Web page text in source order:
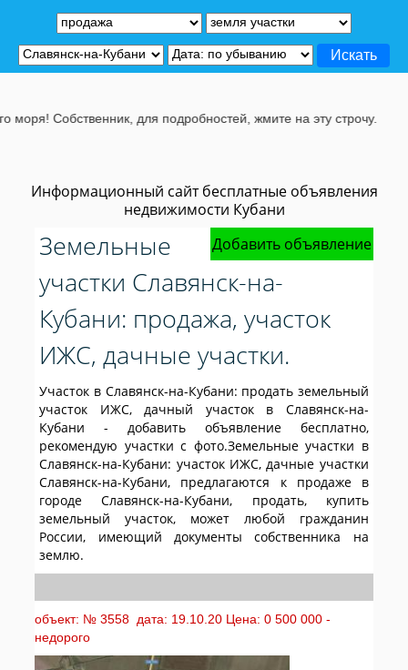
Информационный сайт бесплатные объявления
недвижимости Кубани
Добавить объявление
Земельные
участки Славянск-на-
Кубани: продажа, участок
ИЖС, дачные участки.
Участок в Славянск-на-Кубани: продать земельный
участок ИЖС, дачный участок в Славянск-на-
Кубани - добавить объявление бесплатно,
рекомендую участки с фото.Земельные участки в
Славянск-на-Кубани: участок ИЖС, дачные участки
Славянск-на-Кубани, предлагаются к продаже в
городе Славянск-на-Кубани, продать, купить
земельный участок, может любой гражданин
России, имеющий документы собственника на
землю.
объект: № 3558 дата: 19.10.20 Цена: 0 500 000 -
недорого
для подробностей, жмите на эту строчу.